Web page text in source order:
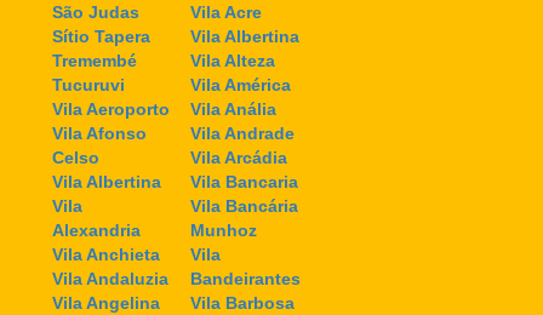
São Judas
Sítio Tapera
Tremembé
Tucuruvi
Vila Aeroporto
Vila Afonso
Celso
Vila Albertina
Vila
Alexandria
Vila Anchieta
Vila Andaluzia
Vila Angelina
Vila Acre
Vila Albertina
Vila Alteza
Vila América
Vila Anália
Vila Andrade
Vila Arcádia
Vila Bancaria
Vila Bancária
Munhoz
Vila
Bandeirantes
Vila Barbosa